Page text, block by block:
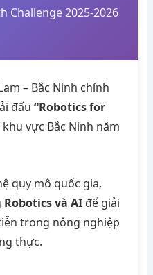
Challenge 2025-2026
– Bắc Ninh chính
đấu“Robotics for
khu vực Bắc Ninh năm
quy mô quốc gia,
Robotics và AI để giải
trong nông nghiệp
thực.